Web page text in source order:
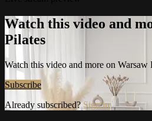
Watch this video and
Pilates
Watch this video and more on Warsaw
Subscribe
Already subscribed?Sign in